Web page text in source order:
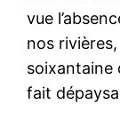
vue
nos
soixantaine
fait